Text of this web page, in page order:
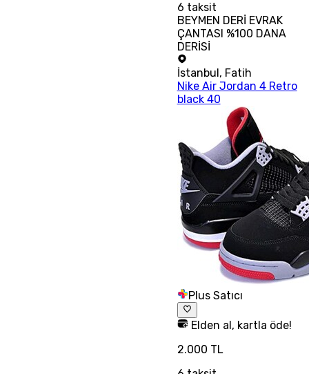
6 taksit
BEYMEN DERİ EVRAK
ÇANTASI %100 DANA
DERİSİ
İstanbul , Fatih
Nike Air Jordan 4 Retro
black 40
Plus Satıcı
Elden al, kartla öde!
2.000 TL